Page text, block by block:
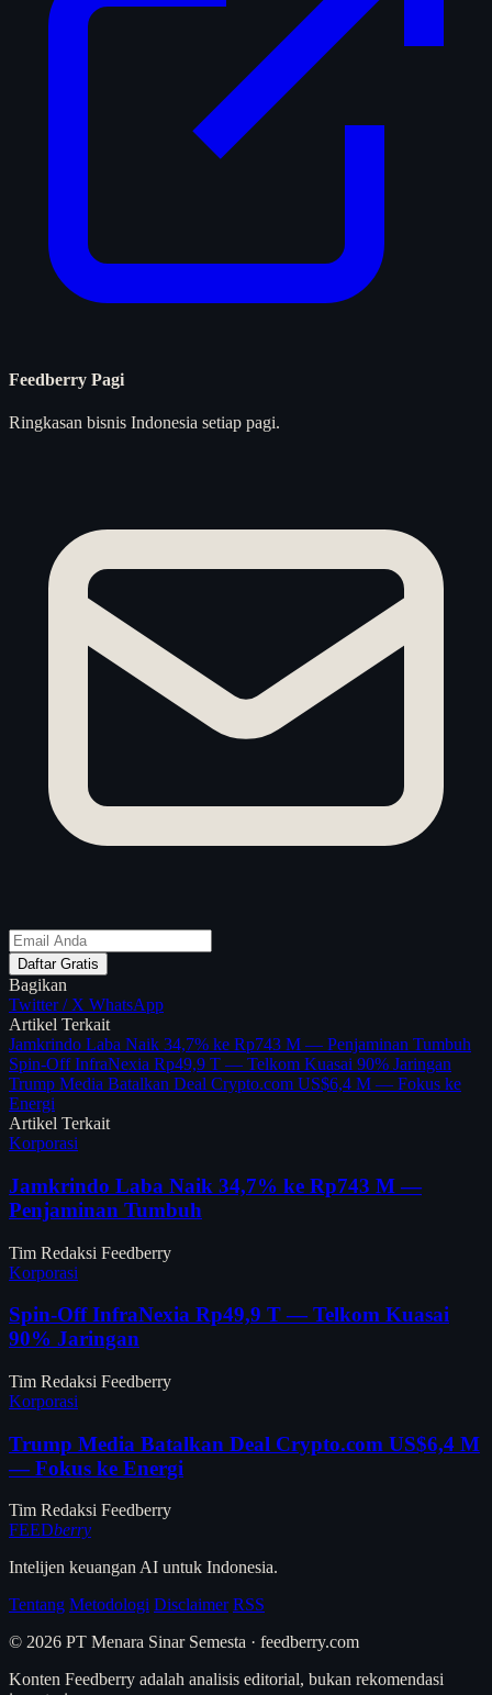
Feedberry Pagi
Ringkasan bisnis Indonesia setiap pagi.
Daftar Gratis
Bagikan
Twitter / X WhatsApp
Artikel Terkait
Jamkrindo Laba Naik 34,7% ke Rp743 M — Penjaminan Tumbuh
Spin-Off InfraNexia Rp49,9 T — Telkom Kuasai 90% Jaringan
Trump Media Batalkan Deal Crypto.com US$6,4 M — Fokus ke
Energi
Artikel Terkait
Korporasi
Jamkrindo Laba Naik 34,7% ke Rp743 M —
Penjaminan Tumbuh
Tim Redaksi Feedberry
Korporasi
Spin-Off InfraNexia Rp49,9 T — Telkom Kuasai
90% Jaringan
Tim Redaksi Feedberry
Korporasi
Trump Media Batalkan Deal Crypto.com US$6,4 M
— Fokus ke Energi
Tim Redaksi Feedberry
FEEDberry
Intelijen keuangan AI untuk Indonesia.
Tentang Metodologi Disclaimer RSS
© 2026 PT Menara Sinar Semesta · feedberry.com
Konten Feedberry adalah analisis editorial, bukan rekomendasi